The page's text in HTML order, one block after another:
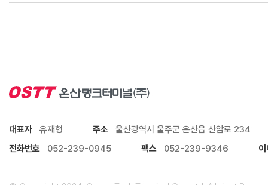
대표자 유재형 주소
울산광역시 울주군 온산읍 산암로 234
전화번호
052-239-0945 팩스 052-239-9346